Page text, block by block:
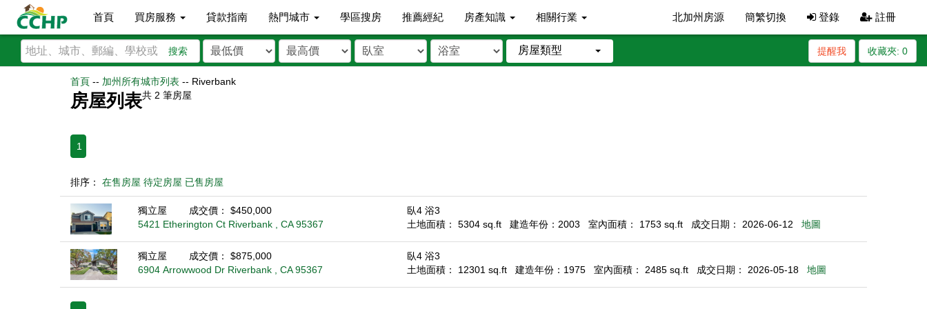
首頁 買房服務 貸款指南 熱門城市 學區搜房 推薦經紀 房產知識 相關行業 北加州房源 簡繁切換 登錄 註冊
搜索 房屋類型 收藏夾: 0
提醒我
首頁 -- 加州所有城市列表 -- Riverbank
房屋列表共 2 筆房屋
1
排序： 在售房屋 待定房屋 已售房屋
獨立屋
成交價： $450,000
5421 Etherington Ct Riverbank , CA 95367
臥4 浴3
土地面積： 5304 sq.ft
建造年份：2003 室內面積： 1753 sq.ft 成交日期： 2026-06-12 地圖
獨立屋
成交價： $875,000
6904 Arrowwood Dr Riverbank , CA 95367
臥4 浴3
土地面積： 12301 sq.ft
建造年份：1975 室內面積： 2485 sq.ft 成交日期： 2026-05-18 地圖